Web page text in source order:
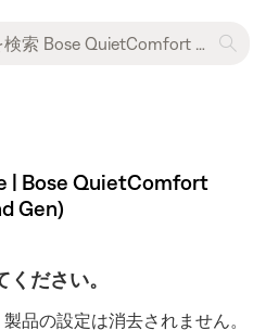
| Bose QuietComfort
Gen)
ださい。
品の設定は消去されません。